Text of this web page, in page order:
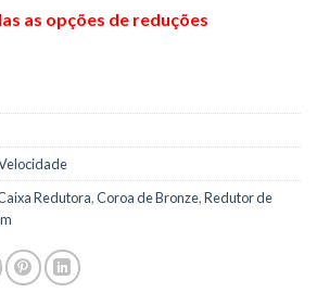
as opções de reduções
Redutora,Coroa de Bronze,Redutor de